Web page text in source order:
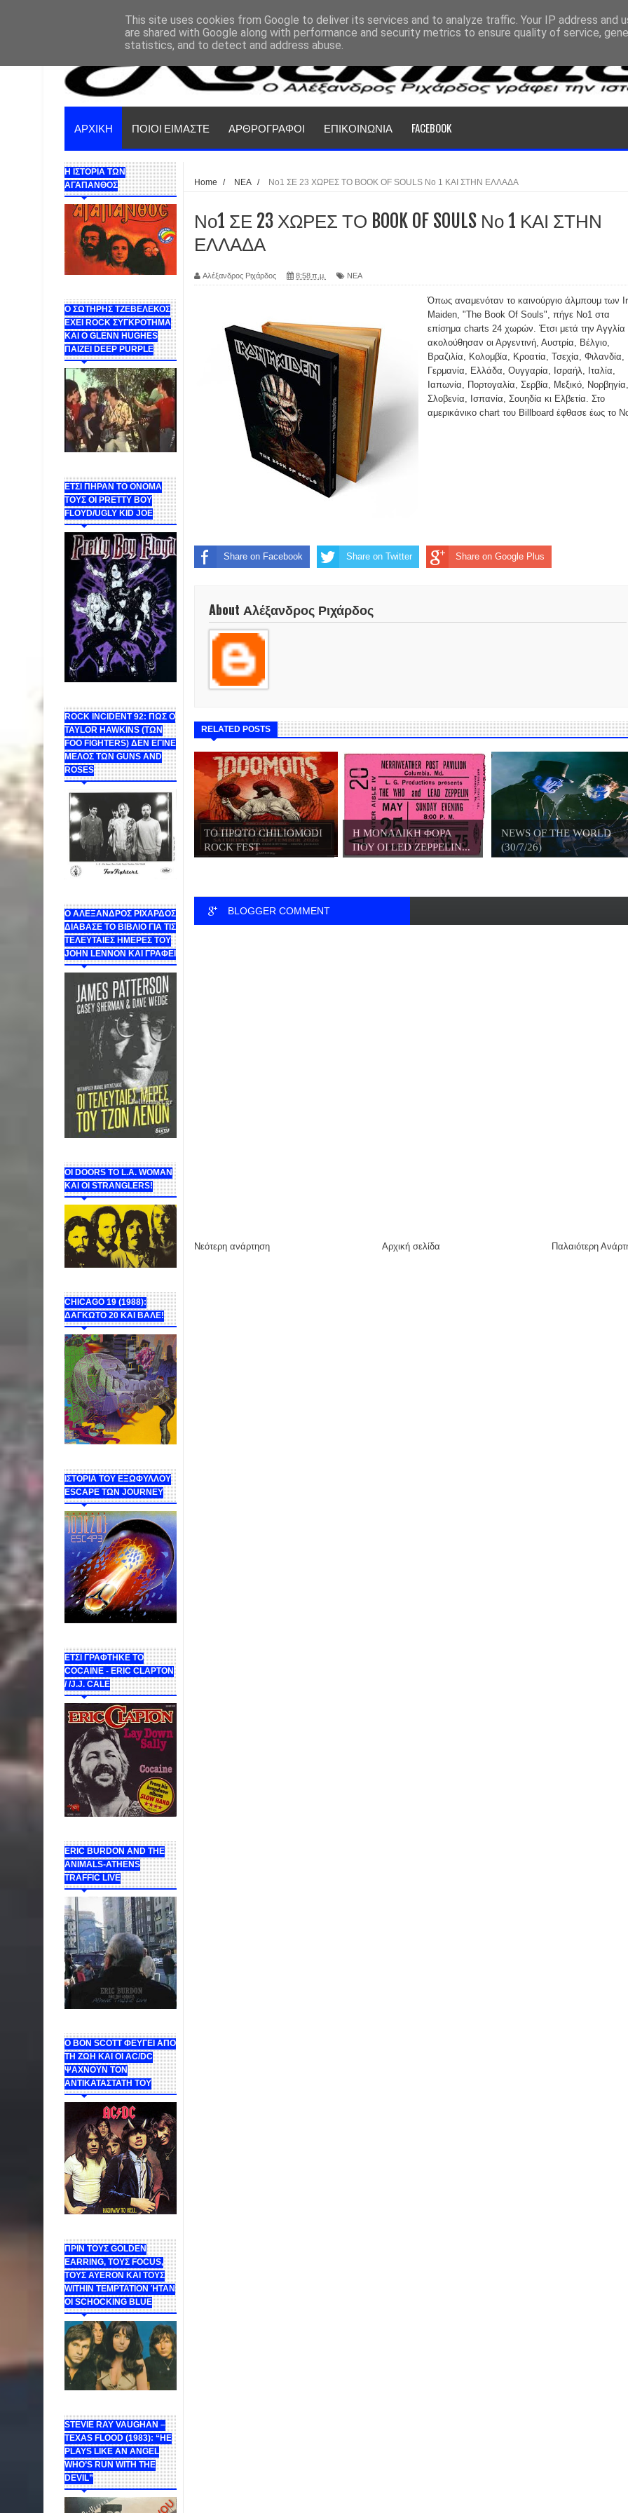
ΑΡΧΙΚΗ ΠΟΙΟΙ ΕΙΜΑΣΤΕ ΑΡΘΡΟΓΡΑΦΟΙ ΕΠΙΚΟΙΝΩΝΙΑ FACEBOOK
Η ΙΣΤΟΡΙΑ ΤΩΝ
ΑΓΑΠΑΝΘΟΣ
Ο ΣΩΤΗΡΗΣ ΤΖΕΒΕΛΕΚΟΣ
ΕΧΕΙ ROCK ΣΥΓΚΡΟΤΗΜΑ
ΚΑΙ Ο GLENN HUGHES
ΠΑΙΖΕΙ DEEP PURPLE
ΕΤΣΙ ΠΗΡΑΝ ΤΟ ΟΝΟΜΑ
ΤΟΥΣ ΟΙ PRETTY BOY
FLOYD/UGLY KID JOE
ROCK INCIDENT 92: ΠΩΣ Ο
TAYLOR HAWKINS (ΤΩΝ
FOO FIGHTERS) ΔΕΝ ΕΓΙΝΕ
ΜΕΛΟΣ ΤΩΝ GUNS AND
ROSES
Ο ΑΛΕΞΑΝΔΡΟΣ ΡΙΧΑΡΔΟΣ
ΔΙΑΒΑΣΕ ΤΟ ΒΙΒΛΙΟ ΓΙΑ ΤΙΣ
ΤΕΛΕΥΤΑΙΕΣ ΗΜΕΡΕΣ ΤΟΥ
JOHN LENNON ΚΑΙ ΓΡΑΦΕΙ
ΟΙ DOORS ΤΟ L.A. WOMAN
KAI OI STRANGLERS!
CHICAGO 19 (1988):
ΔΑΓΚΩΤΟ 20 ΚΑΙ ΒΑΛΕ!
ΙΣΤΟΡΙΑ ΤΟΥ ΕΞΩΦΥΛΛΟΥ
ESCAPE ΤΩΝ JOURNEY
ΕΤΣΙ ΓΡΑΦΤΗΚΕ ΤΟ
COCAINE - ERIC CLAPTON
/ /J.J. CALE
ERIC BURDON AND THE
ANIMALS-ATHENS
TRAFFIC LIVE
Ο BON SCOTT ΦΕΥΓΕΙ ΑΠΟ
ΤΗ ΖΩΗ ΚΑΙ ΟΙ AC/DC
ΨΑΧΝΟΥΝ ΤΟΝ
ΑΝΤΙΚΑΤΑΣΤΑΤΗ ΤΟΥ
ΠΡΙΝ ΤΟΥΣ GOLDEN
EARRING, ΤΟΥΣ FOCUS,
ΤΟΥΣ ΑΥΕROΝ ΚΑΙ ΤΟΥΣ
WITHIN TEMPTATION ΉΤΑΝ
ΟΙ SCHOCKING BLUE
STEVIE RAY VAUGHAN –
TEXAS FLOOD (1983): “HE
PLAYS LIKE AN ANGEL
WHO’S RUN WITH THE
DEVIL”
Home / ΝΕΑ / Νο1 ΣΕ 23 ΧΩΡΕΣ ΤΟ BOOK OF SOULS Νο 1 ΚΑΙ ΣΤΗΝ ΕΛΛΑΔΑ
Νο1 ΣΕ 23 ΧΩΡΕΣ ΤΟ BOOK OF SOULS Νο 1 ΚΑΙ ΣΤΗΝ
ΕΛΛΑΔΑ
Αλέξανδρος Ριχάρδος 8:58 π.μ. ΝΕΑ
Όπως αναμενόταν το καινούργιο άλμπουμ των
Maiden, "The Book Of Souls", πήγε Νο1 στα
επίσημα charts 24 χωρών. Έτσι μετά την Αγγλία
ακολούθησαν οι Αργεντινή, Αυστρία, Βέλγιο,
Βραζιλία, Κολομβία, Κροατία, Τσεχία, Φιλανδία,
Γερμανία, Ελλάδα, Ουγγαρία, Ισραήλ, Ιταλία,
Ιαπωνία, Πορτογαλία, Σερβία, Μεξικό, Νορβηγία,
Σλοβενία, Ισπανία, Σουηδία κι Ελβετία. Στο
αμερικάνικο chart του Billboard έφθασε έως το
Share on Facebook Share on Twitter Share on Google Plus
About Αλέξανδρος Ριχάρδος
RELATED POSTS
ΤΟ ΠΡΩΤΟ CHILIOMODI
ROCK FEST
Η ΜΟΝΑΔΙΚΗ ΦΟΡΑ
ΠΟΥ ΟΙ LED ZEPPELIN...
NEWS OF THE WORLD
(30/7/26)
BLOGGER COMMENT
Νεότερη ανάρτηση Παλαιότερη
Αρχική σελίδα
This site uses cookies from Google to deliver its services and to analyze traffic. Your IP address and
are shared with Google along with performance and security metrics to ensure quality of service,
statistics, and to detect and address abuse.